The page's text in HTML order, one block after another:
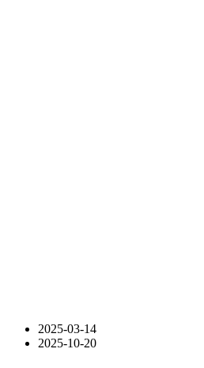
2025-03-14
2025-10-20